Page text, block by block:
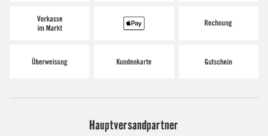
Hauptversandpartner